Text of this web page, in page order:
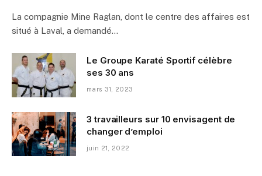
La compagnie Mine Raglan, dont le centre des affaires est
situé à Laval, a demandé…
Le Groupe Karaté Sportif célèbre
ses 30 ans
mars 31, 2023
3 travailleurs sur 10 envisagent de
changer d’emploi
juin 21, 2022